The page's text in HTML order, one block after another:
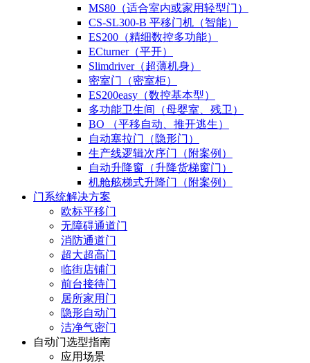
MS80（适合室内或家用轻型门）
CS-SL300-B 平移门机（智能）
ES200（精细数控多功能）
ECturner（平开）
Slimdriver（超薄机身）
密室门（密室柜）
ES200easy（数控基本型）
多功能卫生间（母婴室、残卫）
BO （平移自动、推开逃生）
自动塞拉门（隐形门）
生产线逻辑次序门（附案例）
自动升降窗（升降货梯窗门）
机舱舷梯式升降门（附案例）
门系统解决方案
欧标平移门
无障碍通道门
消防通道门
超大超高门
临街店铺门
前台接待门
居所家用门
隐形自动门
洁净气密门
自动门选型指南
应用场景